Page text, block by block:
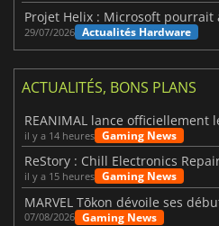
Projet Helix : Microsoft pourrait
29/07/2026 Actualités Hardware
ACTUALITÉS, BONS PLANS
REANIMAL lance officiellement
il y a 14 heures Gaming News
il y a 15 heures Gaming News
07/08/2026 Gaming News